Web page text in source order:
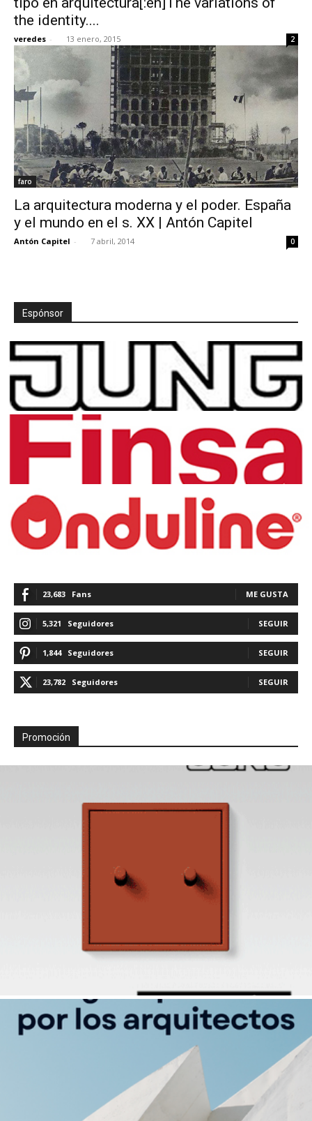
the identity....
veredes - 13 enero, 2015 2
faro
La arquitectura moderna y el poder. España
y el mundo en el s. XX | Antón Capitel
Antón Capitel - 7 abril, 2014 0
Espónsor
23,683 Fans ME GUSTA
5,321 Seguidores SEGUIR
1,844 Seguidores SEGUIR
23,782 Seguidores SEGUIR
Promoción